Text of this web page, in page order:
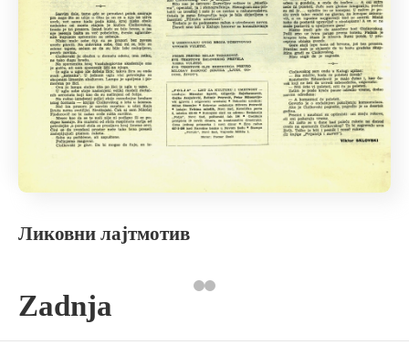
Ликовни лајтмотив
Zadnja